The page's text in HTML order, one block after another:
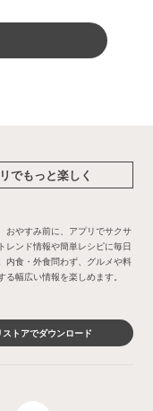
でもっと楽しく
おやすみ前に、アプリでサクサ
レンド情報や簡単レシピに毎日
内食・外食問わず、グルメや料
る幅広い情報を楽しめます。
ストアでダウンロード